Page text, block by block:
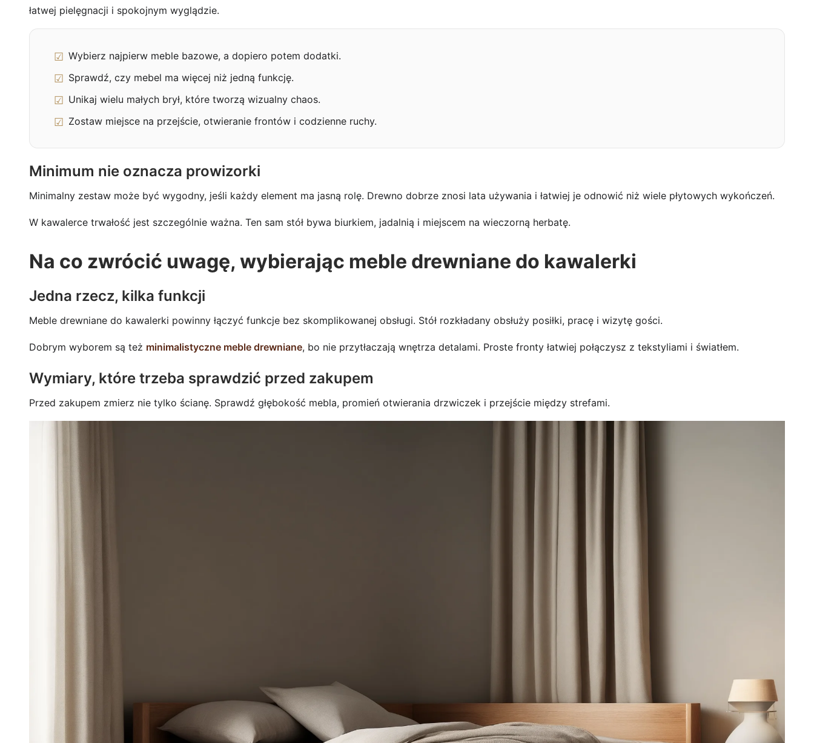
łatwej pielęgnacji i spokojnym wyglądzie.
Wybierz najpierw meble bazowe, a dopiero potem dodatki.
Sprawdź, czy mebel ma więcej niż jedną funkcję.
Unikaj wielu małych brył, które tworzą wizualny chaos.
Zostaw miejsce na przejście, otwieranie frontów i codzienne ruchy.
Minimum nie oznacza prowizorki
Minimalny zestaw może być wygodny, jeśli każdy element ma jasną rolę. Drewno dobrze znosi lata używania i łatwiej je odnowić niż wiele płytowych wykończeń.
W kawalerce trwałość jest szczególnie ważna. Ten sam stół bywa biurkiem, jadalnią i miejscem na wieczorną herbatę.
Na co zwrócić uwagę, wybierając meble drewniane do kawalerki
Jedna rzecz, kilka funkcji
Meble drewniane do kawalerki powinny łączyć funkcje bez skomplikowanej obsługi. Stół rozkładany obsłuży posiłki, pracę i wizytę gości.
Dobrym wyborem są też minimalistyczne meble drewniane, bo nie przytłaczają wnętrza detalami. Proste fronty łatwiej połączysz z tekstyliami i światłem.
Wymiary, które trzeba sprawdzić przed zakupem
Przed zakupem zmierz nie tylko ścianę. Sprawdź głębokość mebla, promień otwierania drzwiczek i przejście między strefami.